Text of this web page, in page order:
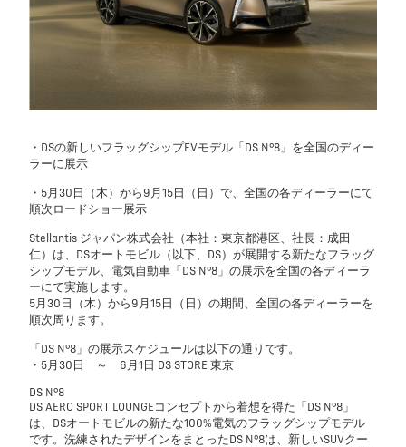
・DSの新しいフラッグシップEVモデル「DS N°8」を全国のディー
ラーに展示
・5月30日（木）から9月15日（日）で、全国の各ディーラーにて
順次ロードショー展示
Stellantis ジャパン株式会社（本社：東京都港区、社長：成田
仁）は、DSオートモビル（以下、DS）が展開する新たなフラッグ
シップモデル、電気自動車「DS N°8」の展示を全国の各ディーラ
ーにて実施します。
5月30日（木）から9月15日（日）の期間、全国の各ディーラーを
順次周ります。
「DS N°8」の展示スケジュールは以下の通りです。
・5月30日 ～ 6月1日 DS STORE 東京
DS N°8
DS AERO SPORT LOUNGEコンセプトから着想を得た「DS N°8」
は、DSオートモビルの新たな100%電気のフラッグシップモデル
です。洗練されたデザインをまとったDS N°8は、新しいSUVクー